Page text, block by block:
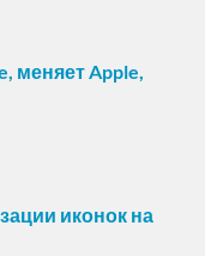
меняет Apple,
иконок на